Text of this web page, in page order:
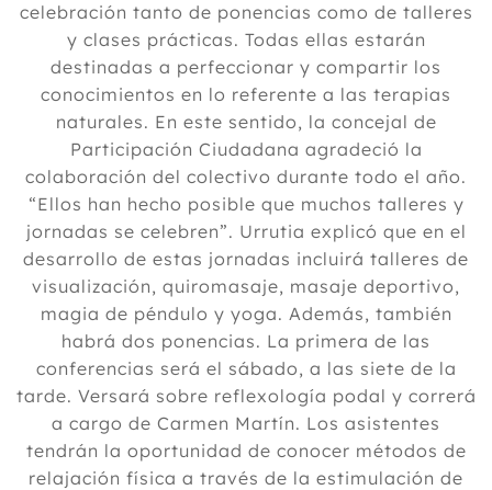
celebración tanto de ponencias como de talleres
y clases prácticas. Todas ellas estarán
destinadas a perfeccionar y compartir los
conocimientos en lo referente a las terapias
naturales. En este sentido, la concejal de
Participación Ciudadana agradeció la
colaboración del colectivo durante todo el año.
“Ellos han hecho posible que muchos talleres y
jornadas se celebren”. Urrutia explicó que en el
desarrollo de estas jornadas incluirá talleres de
visualización, quiromasaje, masaje deportivo,
magia de péndulo y yoga. Además, también
habrá dos ponencias. La primera de las
conferencias será el sábado, a las siete de la
tarde. Versará sobre reflexología podal y correrá
a cargo de Carmen Martín. Los asistentes
tendrán la oportunidad de conocer métodos de
relajación física a través de la estimulación de